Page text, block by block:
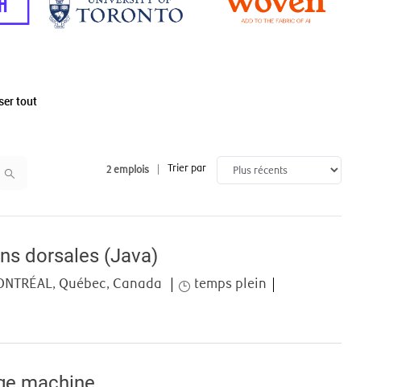
tout
2emplois Trier par
dorsales (Java)
Québec, Canada Job Type
temps plein